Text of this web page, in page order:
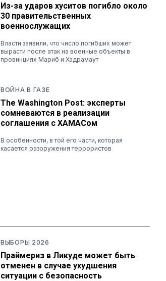
Из-за ударов хуситов погибло около
30 правительственных
военнослужащих
Власти заявили, что число погибших может
вырасти после атак на военные объекты в
провинциях Мариб и Хадрамаут
ВОЙНА В ГАЗЕ
The Washington Post: эксперты
сомневаются в реализации
соглашения с ХАМАСом
В особенности, в той его части, которая
касается разоружения террористов
ВЫБОРЫ 2026
Праймериз в Ликуде может быть
отменен в случае ухудшения
ситуации с безопасность